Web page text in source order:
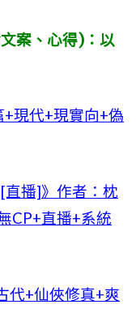
案、心得)：以
+現代+現實向+偽
直播]》作者：枕
CP+直播+系統
代+仙俠修真+爽